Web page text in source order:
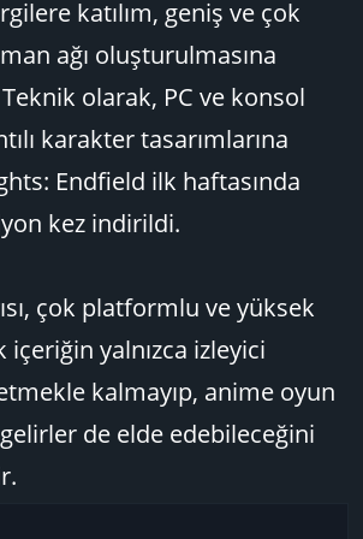
katılım, geniş ve çok
ağı oluşturulmasına
olarak, PC ve konsol
karakter tasarımlarına
Endfield ilk haftasında
kez indirildi.
çok platformlu ve yüksek
yalnızca izleyici
kalmayıp, anime oyun
de elde edebileceğini